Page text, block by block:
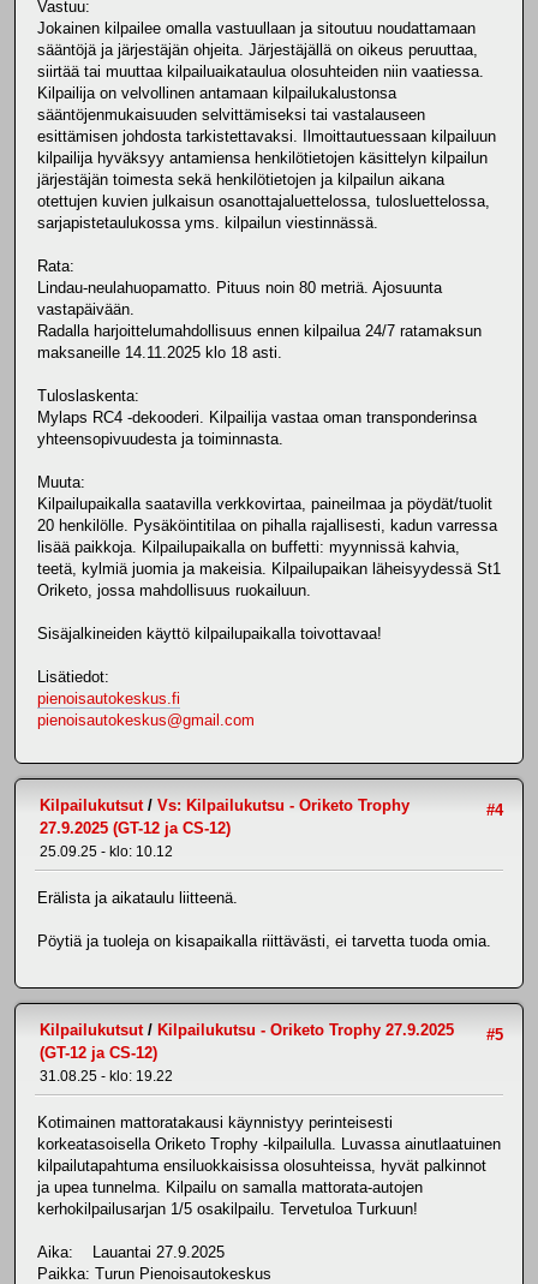
Vastuu:
Jokainen kilpailee omalla vastuullaan ja sitoutuu noudattamaan
sääntöjä ja järjestäjän ohjeita. Järjestäjällä on oikeus peruuttaa,
siirtää tai muuttaa kilpailuaikataulua olosuhteiden niin vaatiessa.
Kilpailija on velvollinen antamaan kilpailukalustonsa
sääntöjenmukaisuuden selvittämiseksi tai vastalauseen
esittämisen johdosta tarkistettavaksi. Ilmoittautuessaan kilpailuun
kilpailija hyväksyy antamiensa henkilötietojen käsittelyn kilpailun
järjestäjän toimesta sekä henkilötietojen ja kilpailun aikana
otettujen kuvien julkaisun osanottajaluettelossa, tulosluettelossa,
sarjapistetaulukossa yms. kilpailun viestinnässä.
Rata:
Lindau-neulahuopamatto. Pituus noin 80 metriä. Ajosuunta
vastapäivään.
Radalla harjoittelumahdollisuus ennen kilpailua 24/7 ratamaksun
maksaneille 14.11.2025 klo 18 asti.
Tuloslaskenta:
Mylaps RC4 -dekooderi. Kilpailija vastaa oman transponderinsa
yhteensopivuudesta ja toiminnasta.
Muuta:
Kilpailupaikalla saatavilla verkkovirtaa, paineilmaa ja pöydät/tuolit
20 henkilölle. Pysäköintitilaa on pihalla rajallisesti, kadun varressa
lisää paikkoja. Kilpailupaikalla on buffetti: myynnissä kahvia,
teetä, kylmiä juomia ja makeisia. Kilpailupaikan läheisyydessä St1
Oriketo, jossa mahdollisuus ruokailuun.
Sisäjalkineiden käyttö kilpailupaikalla toivottavaa!
Lisätiedot:
pienoisautokeskus.fi
pienoisautokeskus@gmail.com
#4
Kilpailukutsut/ Vs: Kilpailukutsu - Oriketo Trophy
27.9.2025 (GT-12 ja CS-12)
25.09.25 - klo: 10.12
Erälista ja aikataulu liitteenä.
Pöytiä ja tuoleja on kisapaikalla riittävästi, ei tarvetta tuoda omia.
#5
Kilpailukutsut/ Kilpailukutsu - Oriketo Trophy 27.9.2025
(GT-12 ja CS-12)
31.08.25 - klo: 19.22
Kotimainen mattoratakausi käynnistyy perinteisesti
korkeatasoisella Oriketo Trophy -kilpailulla. Luvassa ainutlaatuinen
kilpailutapahtuma ensiluokkaisissa olosuhteissa, hyvät palkinnot
ja upea tunnelma. Kilpailu on samalla mattorata-autojen
kerhokilpailusarjan 1/5 osakilpailu. Tervetuloa Turkuun!
Aika: Lauantai 27.9.2025
Paikka: Turun Pienoisautokeskus